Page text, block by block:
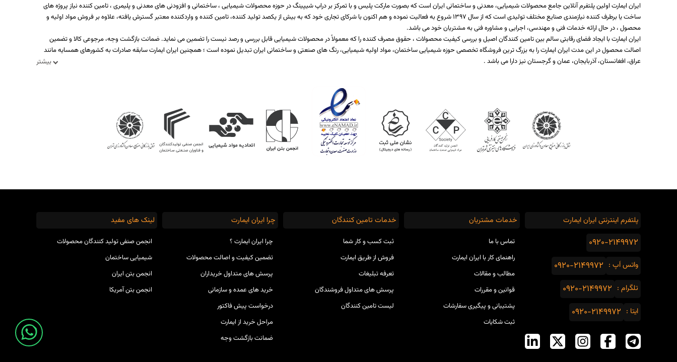
بیشتر
ایران ایمارت اولین پلتفرم آنلاین جامع محصولات شیمیایی، معدنی و ساختمانی ایران است که بصورت مارکت پلیس و با تمرکز بر دراپ شیپینگ در حوزه محصولات شیمیایی ، ساختمانی و افزودنی های معدنی و پلیمری ، تامین کننده نیاز پروژه های
ساخت یا برطرف کننده نیازمندی صنایع مختلف تولیدی است که از سال 1397 شروع به فعالیت نموده و هم اکنون با شرکای تجاری خود که به بیش از یکصد تولید کننده، تامین کننده و واردکننده معتبر گسترش یافته، علاوه بر فروش مواد اولیه و
محصول ، در حال ارائه خدمات فنی و مهندسی، اجرایی و مشاوره فنی به مشتریان خود می باشد.
ایران ایمارت با ایجاد فضای رقابتی سالم بین تامین کنندگان اصیل و بررسی کیفیت محصولات ، حقوق مصرف کننده را که معمولاً در محصولات شیمیایی قابل بررسی و رصد نیست را تضمین می نماید. ضمانت بازگشت وجه، مرجوعی کالا و تضمین
اصالت محصول در این مدت ایران ایمارت را به بزرگ ترین فروشگاه تخصصی حوزه شیمیایی ساختمان، مواد اولیه شیمیایی، رنگ های صنعتی و ساختمانی ایران تبدیل نموده است ؛ همچنین ایران ایمارت سابقه صادرات به کشورهای همسایه مانند
عراق، افغانستان، آذربایجان، عمان و گرجستان نیز دارا می باشد .
پلتفرم اینترنتی ایران ایمارت
0920-2149972
واتس اَپ : 0920-2149972
تلگرام : 0920-2149972
ایتا : 0920-2149972
خدمات مشتریان
تماس با ما
راهنمای کار با ایران ایمارت
مطالب و مقالات
قوانین و مقررات
پشتیبانی و پیگیری سفارشات
ثبت شکایات
خدمات تامین کنندگان
ثبت کسب و کار شما
فروش از طریق ایمارت
تعرفه تبلیغات
پرسش های متداول فروشندگان
لیست تامین کنندگان
چرا ایران ایمارت
چرا ایران ایمارت ؟
تضمین کیفیت و اصالت محصولات
پرسش های متداول خریداران
خرید های عمده و سازمانی
درخواست پیش فاکتور
مراحل خرید از ایمارت
ضمانت بازگشت وجه
لینک های مفید
انجمن صنفی تولید کنندگان محصولات
شیمیایی ساختمان
انجمن بتن ایران
انجمن بتن آمریکا